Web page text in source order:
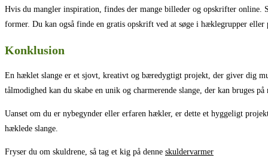
Hvis du mangler inspiration, findes der mange billeder og opskrifter online.
former. Du kan også finde en gratis opskrift ved at søge i hæklegrupper eller
Konklusion
En hæklet slange er et sjovt, kreativt og bæredygtigt projekt, der giver dig
tålmodighed kan du skabe en unik og charmerende slange, der kan bruges på
Uanset om du er nybegynder eller erfaren hækler, er dette et hyggeligt
hæklede slange.
Fryser du om skuldrene, så tag et kig på denne skuldervarmer